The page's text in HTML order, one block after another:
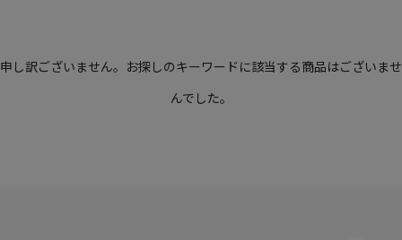
申し訳ございません。お探しのキーワードに該当する商品はございませ
んでした。